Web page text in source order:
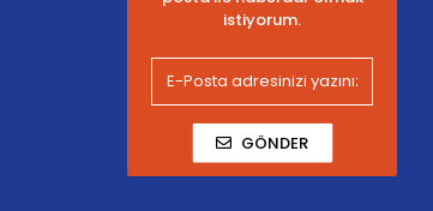
istiyorum.
GÖNDER